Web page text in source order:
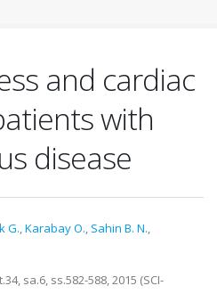
and cardiac
with
disease
G.,Karabay O., Sahin B. N.,
sa.6, ss.582-588, 2015 (SCI-